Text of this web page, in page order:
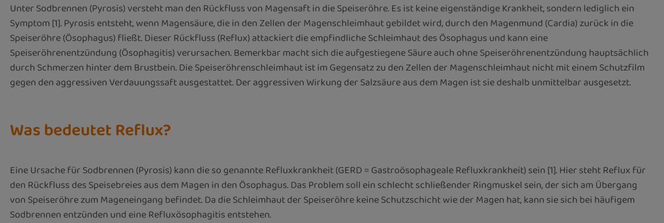
Unter Sodbrennen (Pyrosis) versteht man den Rückfluss von Magensaft in die Speiseröhre. Es ist keine eigenständige Krankheit, sondern lediglich ein
Symptom [1]. Pyrosis entsteht, wenn Magensäure, die in den Zellen der Magenschleimhaut gebildet wird, durch den Magenmund (Cardia) zurück in die
Speiseröhre (Ösophagus) fließt. Dieser Rückfluss (Reflux) attackiert die empfindliche Schleimhaut des Ösophagus und kann eine
Speiseröhrenentzündung (Ösophagitis) verursachen. Bemerkbar macht sich die aufgestiegene Säure auch ohne Speiseröhrenentzündung hauptsächlich
durch Schmerzen hinter dem Brustbein. Die Speiseröhrenschleimhaut ist im Gegensatz zu den Zellen der Magenschleimhaut nicht mit einem Schutzfilm
gegen den aggressiven Verdauungssaft ausgestattet. Der aggressiven Wirkung der Salzsäure aus dem Magen ist sie deshalb unmittelbar ausgesetzt.
Was bedeutet Reflux?
Eine Ursache für Sodbrennen (Pyrosis) kann die so genannte Refluxkrankheit (GERD = Gastroösophageale Refluxkrankheit) sein [1]. Hier steht Reflux für
den Rückfluss des Speisebreies aus dem Magen in den Ösophagus. Das Problem soll ein schlecht schließender Ringmuskel sein, der sich am Übergang
von Speiseröhre zum Mageneingang befindet. Da die Schleimhaut der Speiseröhre keine Schutzschicht wie der Magen hat, kann sie sich bei häufigem
Sodbrennen entzünden und eine Refluxösophagitis entstehen.